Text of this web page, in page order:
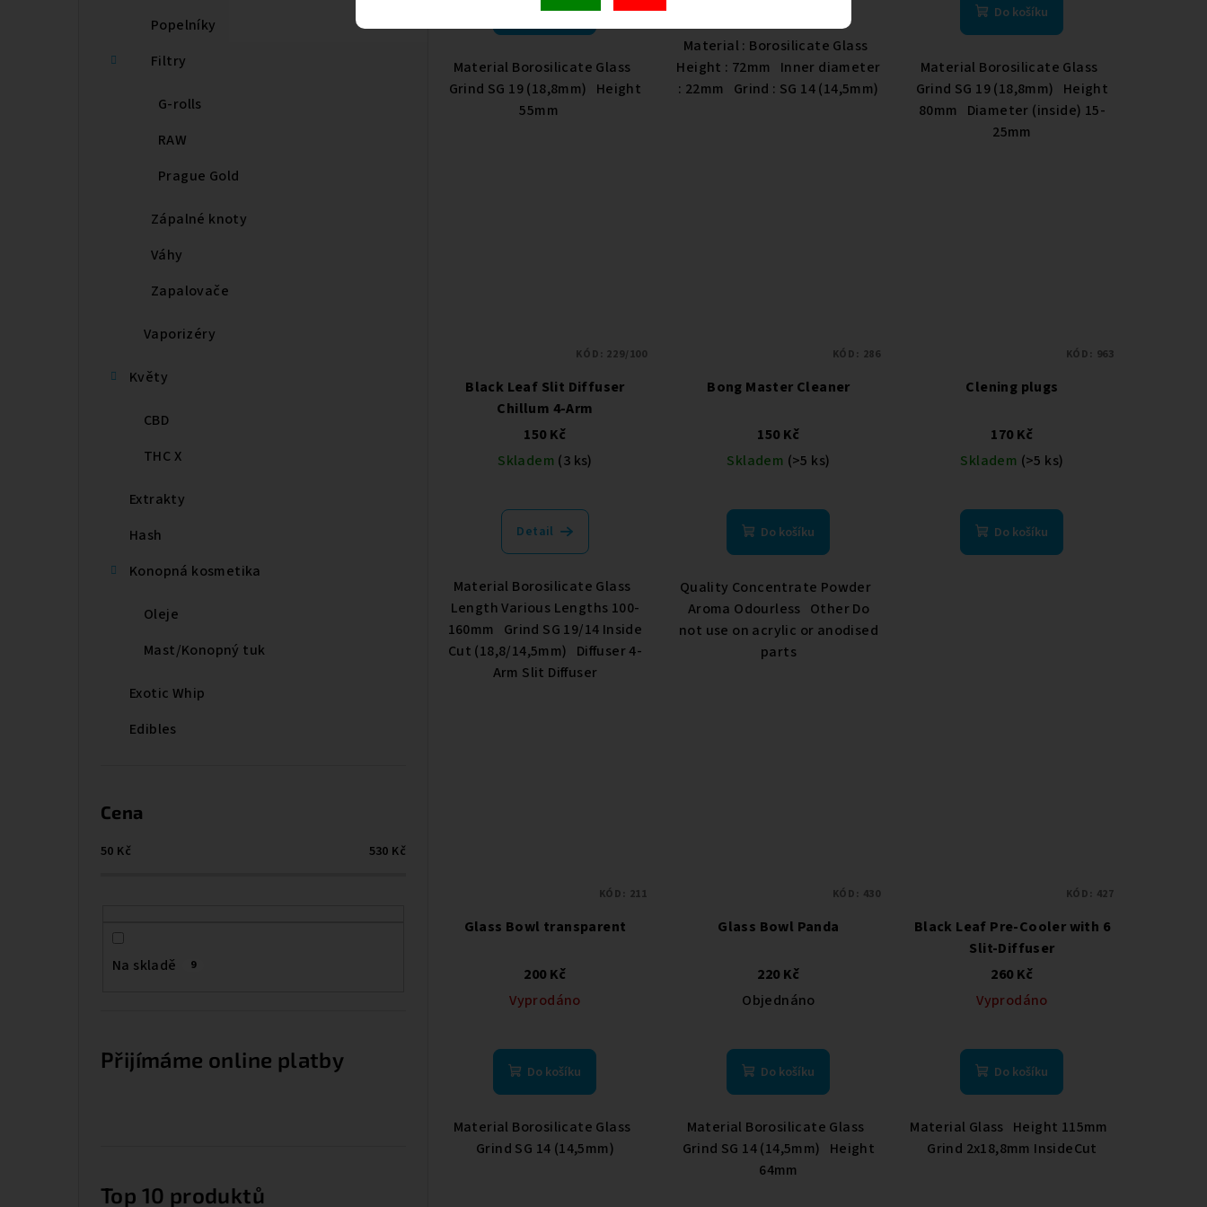
Popelníky
Filtry
G-rolls
RAW
Prague Gold
Zápalné knoty
Váhy
Zapalovače
Vaporizéry
Květy
CBD
THC X
Extrakty
Hash
Konopná kosmetika
Oleje
Mast/Konopný tuk
Exotic Whip
Edibles
Cena
50 Kč 530 Kč
Na skladě 9
Přijímáme online platby
Top 10 produktů
Do košíku
Material Borosilicate Glass
Grind SG 19 (18,8mm) Height
55mm
Material : Borosilicate Glass
Height : 72mm Inner diameter
: 22mm Grind : SG 14 (14,5mm)
Do košíku
Material Borosilicate Glass
Grind SG 19 (18,8mm) Height
80mm Diameter (inside) 15-
25mm
Black Leaf Slit Diffuser
Chillum 4-Arm
150 Kč
Skladem (3 ks)
Detail
Material Borosilicate Glass
Length Various Lengths 100-
160mm Grind SG 19/14 Inside
Cut (18,8/14,5mm) Diffuser 4-
Arm Slit Diffuser
KÓD: 229/100
Bong Master Cleaner
150 Kč
Skladem (>5 ks)
Do košíku
Quality Concentrate Powder
Aroma Odourless Other Do
not use on acrylic or anodised
parts
KÓD: 286
Clening plugs
170 Kč
Skladem (>5 ks)
Do košíku
KÓD: 963
Glass Bowl transparent
200 Kč
Vyprodáno
Do košíku
Material Borosilicate Glass
Grind SG 14 (14,5mm)
KÓD: 211
Glass Bowl Panda
220 Kč
Objednáno
Do košíku
Material Borosilicate Glass
Grind SG 14 (14,5mm) Height
64mm
KÓD: 430
Black Leaf Pre-Cooler with 6
Slit-Diffuser
260 Kč
Vyprodáno
Do košíku
Material Glass Height 115mm
Grind 2x18,8mm InsideCut
KÓD: 427